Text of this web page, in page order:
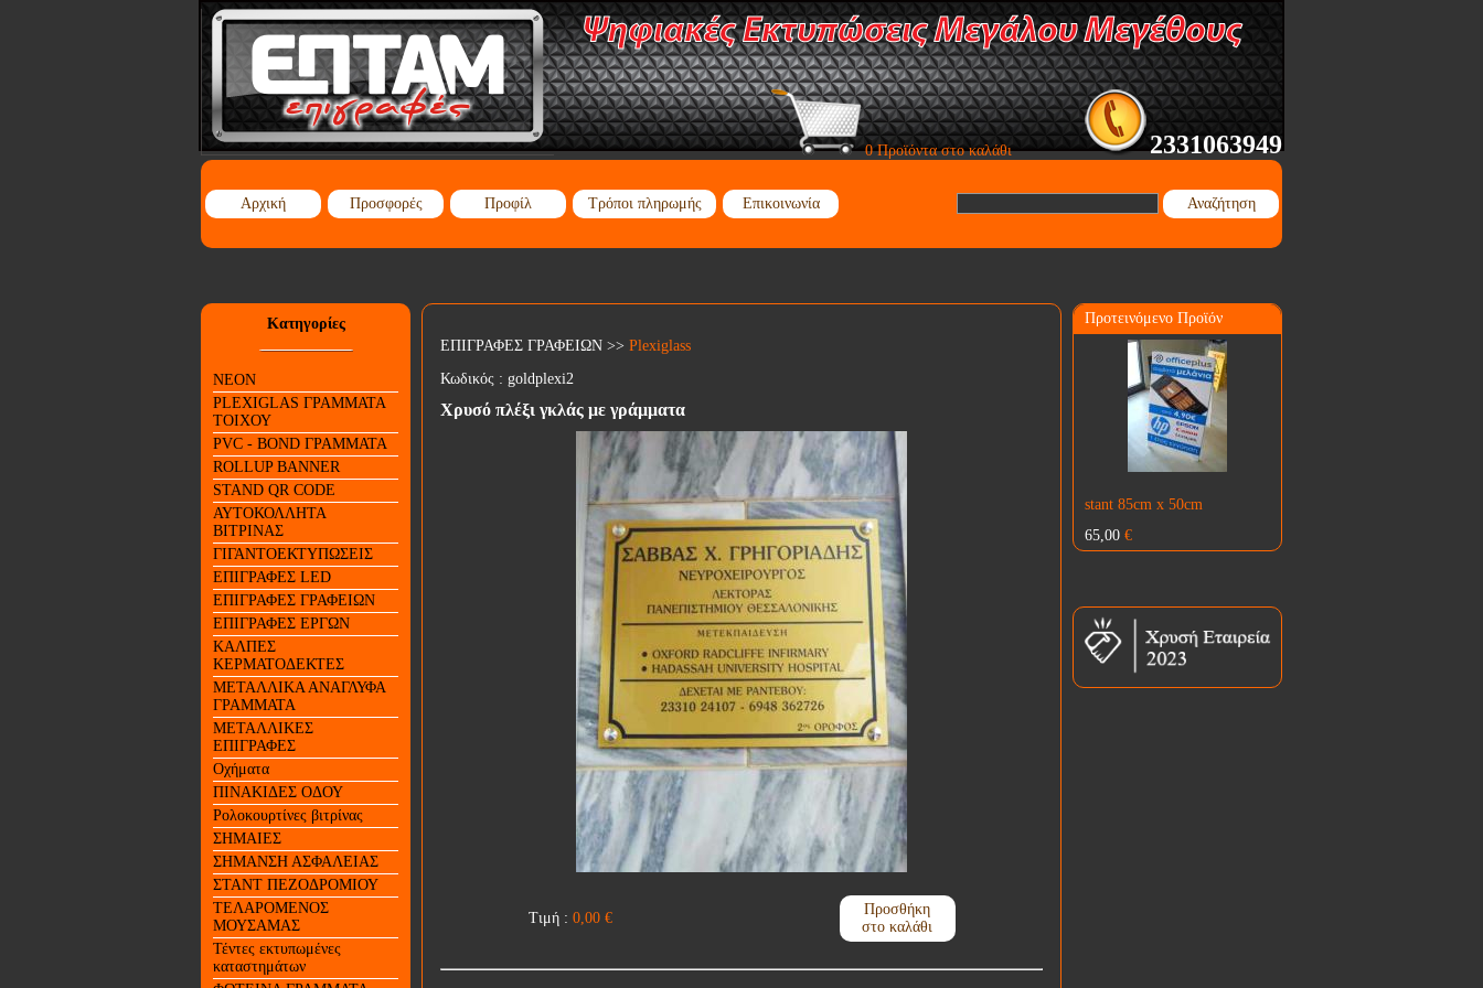
0 Προϊόντα στο καλάθι 2331063949
Αρχική Προσφορές Προφίλ Τρόποι πληρωμής Επικοινωνία Αναζήτηση
Κατηγορίες
NEON
PLEXIGLAS ΓΡΑΜΜΑΤΑ
ΤΟΙΧΟΥ
PVC - BOND ΓΡΑΜΜΑΤΑ
ROLLUP BANNER
STAND QR CODE
ΑΥΤΟΚΟΛΛΗΤΑ
ΒΙΤΡΙΝΑΣ
ΓΙΓΑΝΤΟΕΚΤΥΠΩΣΕΙΣ
ΕΠΙΓΡΑΦΕΣ LED
ΕΠΙΓΡΑΦΕΣ ΓΡΑΦΕΙΩΝ
ΕΠΙΓΡΑΦΕΣ ΕΡΓΩΝ
ΚΑΛΠΕΣ
ΚΕΡΜΑΤΟΔΕΚΤΕΣ
ΜΕΤΑΛΛΙΚΑ ΑΝΑΓΛΥΦΑ
ΓΡΑΜΜΑΤΑ
ΜΕΤΑΛΛΙΚΕΣ
ΕΠΙΓΡΑΦΕΣ
Οχήματα
ΠΙΝΑΚΙΔΕΣ ΟΔΟΥ
Ρολοκουρτίνες βιτρίνας
ΣΗΜΑΙΕΣ
ΣΗΜΑΝΣΗ ΑΣΦΑΛΕΙΑΣ
ΣΤΑΝΤ ΠΕΖΟΔΡΟΜΙΟΥ
ΤΕΛΑΡΟΜΕΝΟΣ
ΜΟΥΣΑΜΑΣ
Τέντες εκτυπωμένες
καταστημάτων
ΕΠΙΓΡΑΦΕΣ ΓΡΑΦΕΙΩΝ >> Plexiglass
Κωδικός : goldplexi2
Χρυσό πλέξι γκλάς με γράμματα
Τιμή : 0,00 €
Προσθήκη
στο καλάθι
Προτεινόμενο Προϊόν
stant 85cm x 50cm
65,00 €